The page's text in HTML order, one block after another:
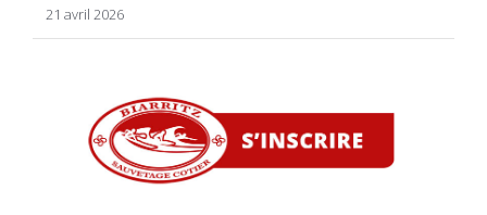
21 avril 2026